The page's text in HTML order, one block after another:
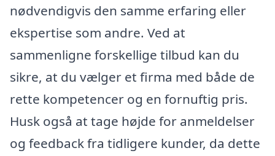
nødvendigvis den samme erfaring eller
ekspertise som andre. Ved at
sammenligne forskellige tilbud kan du
sikre, at du vælger et firma med både de
rette kompetencer og en fornuftig pris.
Husk også at tage højde for anmeldelser
og feedback fra tidligere kunder, da dette